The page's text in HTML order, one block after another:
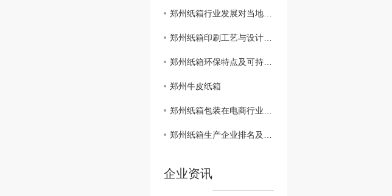
郑州纸箱行业发展对当地经济带动作用分析
郑州纸箱印刷工艺与设计创新探讨
郑州纸箱环保特点及可持续性发展研究
郑州牛皮纸箱
郑州纸箱包装在电商行业的应用探讨
郑州纸箱生产企业排名及市场趋势
企业资讯